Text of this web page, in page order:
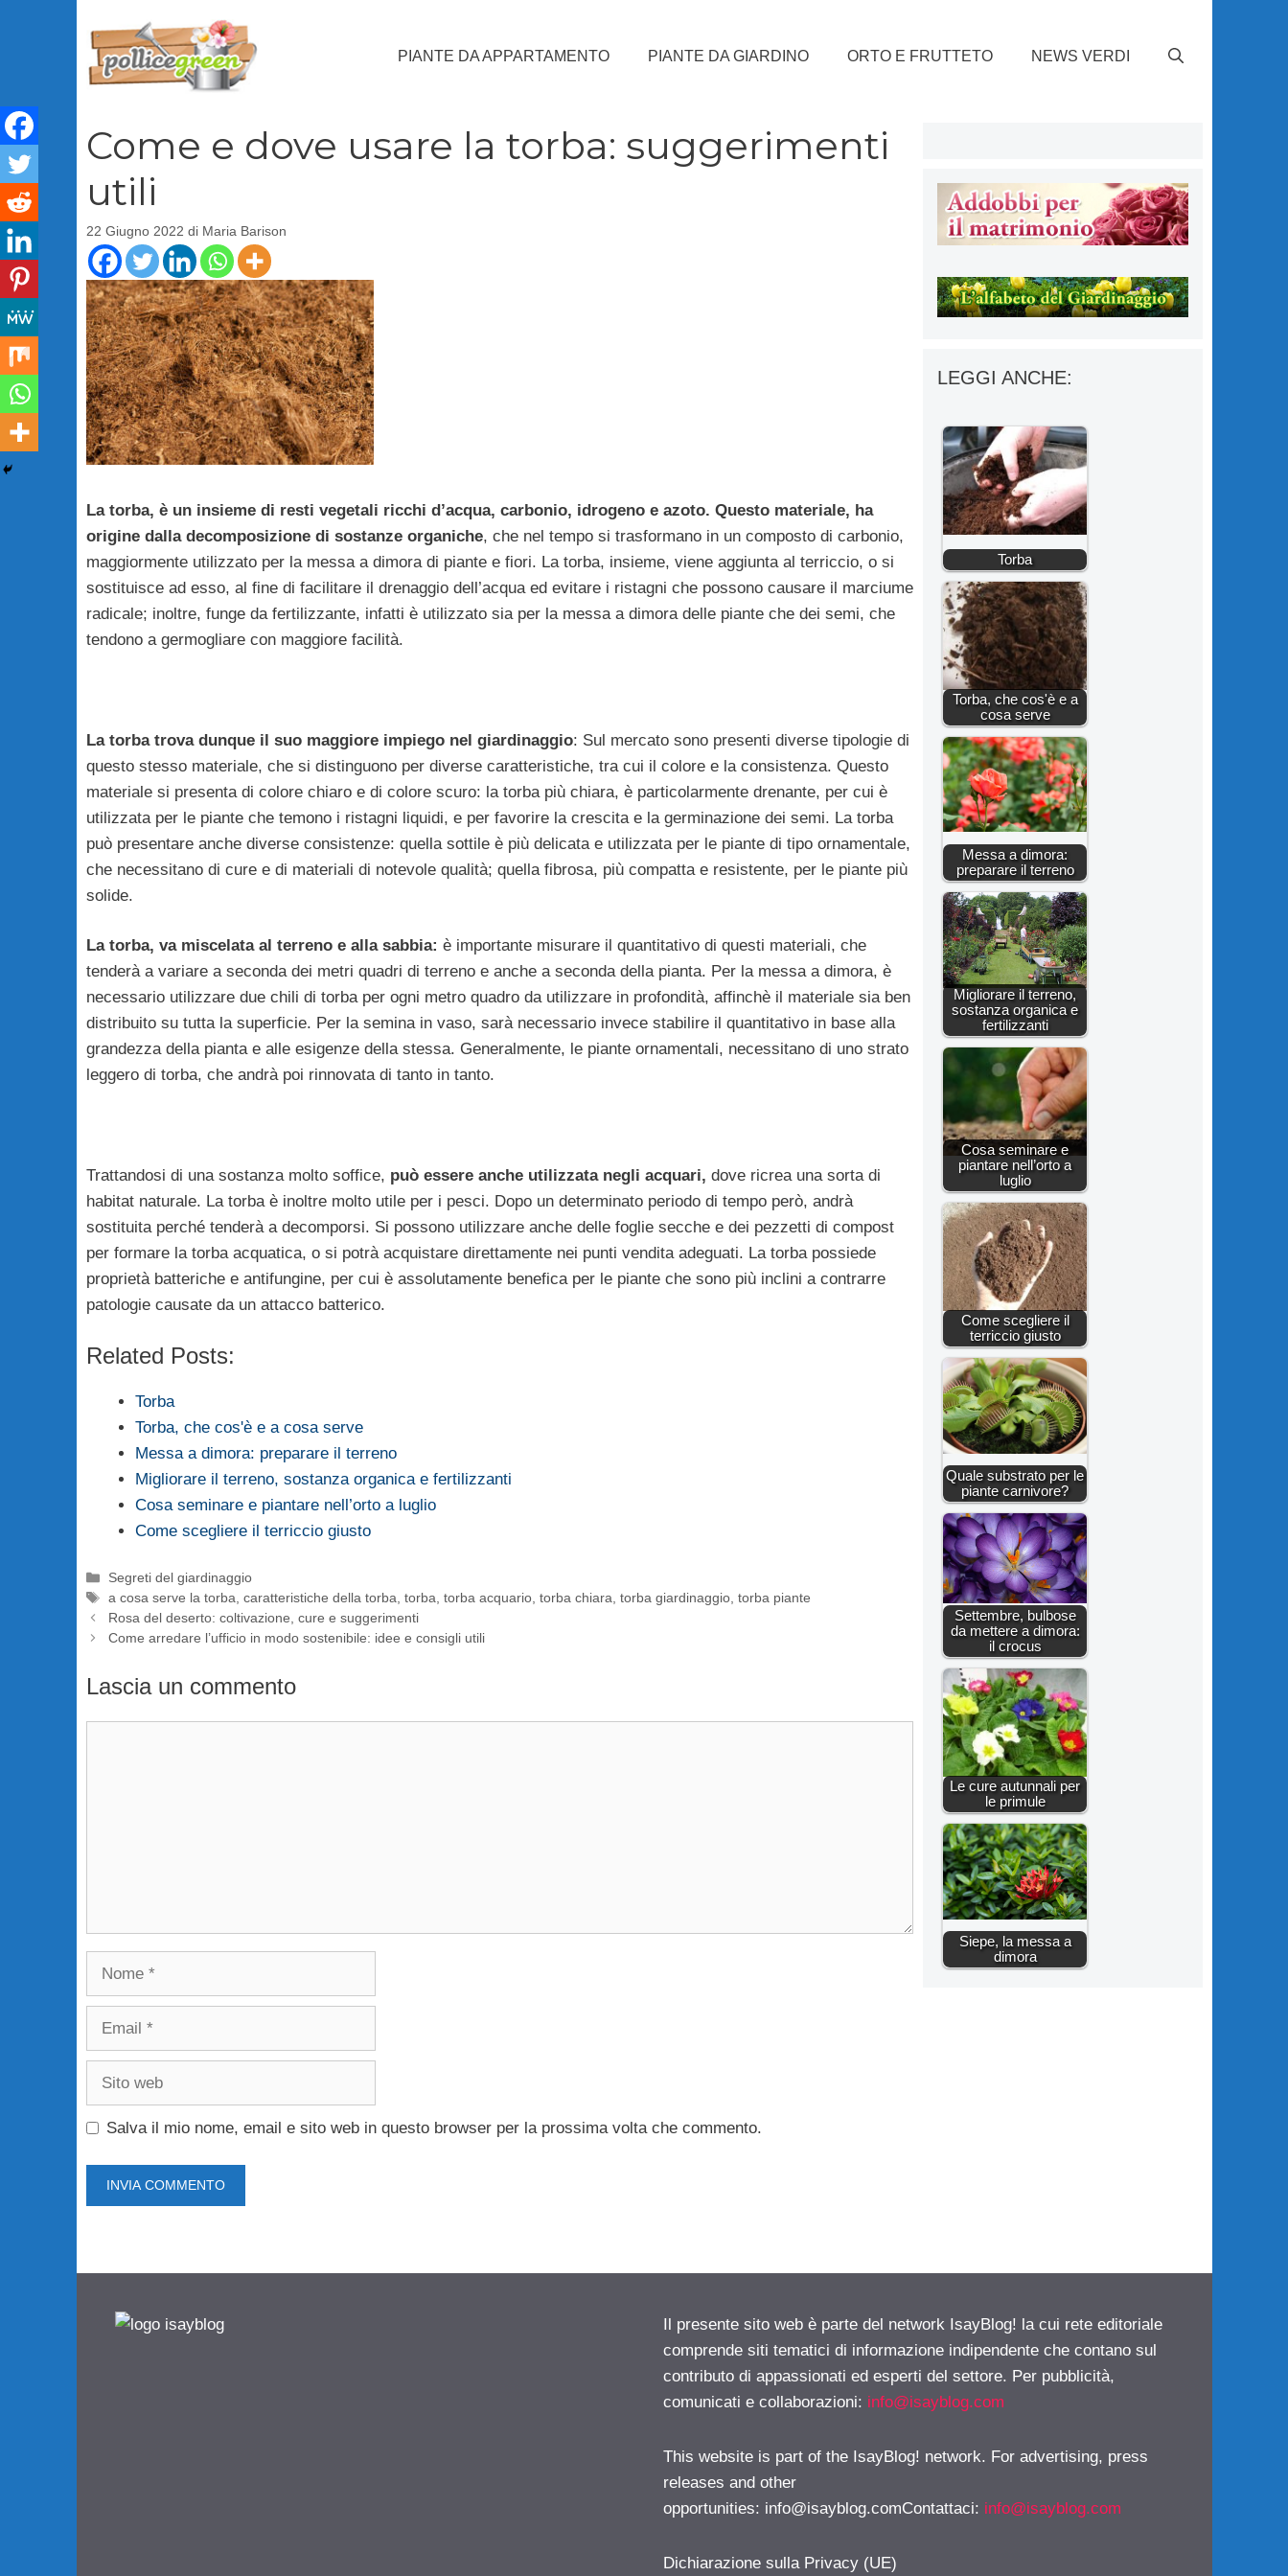
PIANTE DA APPARTAMENTO PIANTE DA GIARDINO ORTO E FRUTTETO NEWS VERDI
Come e dove usare la torba: suggerimenti
utili
22 Giugno 2022 di Maria Barison
La torba, è un insieme di resti vegetali ricchi d’acqua, carbonio, idrogeno e azoto. Questo materiale, ha
origine dalla decomposizione di sostanze organiche, che nel tempo si trasformano in un composto di carbonio,
maggiormente utilizzato per la messa a dimora di piante e fiori. La torba, insieme, viene aggiunta al terriccio, o si
sostituisce ad esso, al fine di facilitare il drenaggio dell’acqua ed evitare i ristagni che possono causare il marciume
radicale; inoltre, funge da fertilizzante, infatti è utilizzato sia per la messa a dimora delle piante che dei semi, che
tendono a germogliare con maggiore facilità.
La torba trova dunque il suo maggiore impiego nel giardinaggio: Sul mercato sono presenti diverse tipologie di
questo stesso materiale, che si distinguono per diverse caratteristiche, tra cui il colore e la consistenza. Questo
materiale si presenta di colore chiaro e di colore scuro: la torba più chiara, è particolarmente drenante, per cui è
utilizzata per le piante che temono i ristagni liquidi, e per favorire la crescita e la germinazione dei semi. La torba
può presentare anche diverse consistenze: quella sottile è più delicata e utilizzata per le piante di tipo ornamentale,
che necessitano di cure e di materiali di notevole qualità; quella fibrosa, più compatta e resistente, per le piante più
solide.
La torba, va miscelata al terreno e alla sabbia: è importante misurare il quantitativo di questi materiali, che
tenderà a variare a seconda dei metri quadri di terreno e anche a seconda della pianta. Per la messa a dimora, è
necessario utilizzare due chili di torba per ogni metro quadro da utilizzare in profondità, affinchè il materiale sia ben
distribuito su tutta la superficie. Per la semina in vaso, sarà necessario invece stabilire il quantitativo in base alla
grandezza della pianta e alle esigenze della stessa. Generalmente, le piante ornamentali, necessitano di uno strato
leggero di torba, che andrà poi rinnovata di tanto in tanto.
Trattandosi di una sostanza molto soffice, può essere anche utilizzata negli acquari, dove ricrea una sorta di
habitat naturale. La torba è inoltre molto utile per i pesci. Dopo un determinato periodo di tempo però, andrà
sostituita perché tenderà a decomporsi. Si possono utilizzare anche delle foglie secche e dei pezzetti di compost
per formare la torba acquatica, o si potrà acquistare direttamente nei punti vendita adeguati. La torba possiede
proprietà batteriche e antifungine, per cui è assolutamente benefica per le piante che sono più inclini a contrarre
patologie causate da un attacco batterico.
Related Posts:
Torba
Torba, che cos'è e a cosa serve
Messa a dimora: preparare il terreno
Migliorare il terreno, sostanza organica e fertilizzanti
Cosa seminare e piantare nell’orto a luglio
Come scegliere il terriccio giusto
Categorie
Segreti del giardinaggio
Tag
a cosa serve la torba, caratteristiche della torba, torba, torba acquario, torba chiara, torba giardinaggio, torba piante
Rosa del deserto: coltivazione, cure e suggerimenti
Come arredare l’ufficio in modo sostenibile: idee e consigli utili
Lascia un commento
Nome
Email
Sito
Salva il mio nome, email e sito web in questo browser per la prossima volta che commento.
LEGGI ANCHE:
Torba
Torba, che cos'è e a
cosa serve
Messa a dimora:
preparare il terreno
Migliorare il terreno,
sostanza organica e
fertilizzanti
Cosa seminare e
piantare nell’orto a
luglio
Come scegliere il
terriccio giusto
Quale substrato per le
piante carnivore?
Settembre, bulbose
da mettere a dimora:
il crocus
Le cure autunnali per
le primule
Siepe, la messa a
dimora
Il presente sito web è parte del network IsayBlog! la cui rete editoriale
comprende siti tematici di informazione indipendente che contano sul
contributo di appassionati ed esperti del settore. Per pubblicità,
comunicati e collaborazioni: info@isayblog.com
This website is part of the IsayBlog! network. For advertising, press
releases and other
opportunities: info@isayblog.comContattaci: info@isayblog.com
Dichiarazione sulla Privacy (UE)